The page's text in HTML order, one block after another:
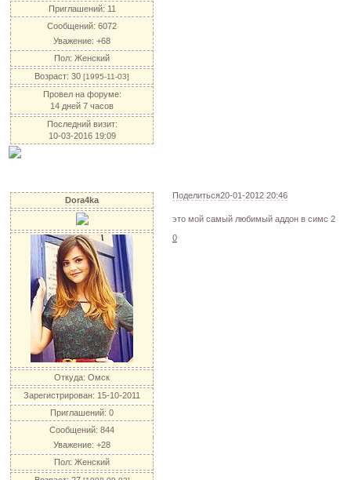
Приглашений: 11
Сообщений: 6072
Уважение: +68
Пол: Женский
Возраст: 30 [1995-11-03]
Провел на форуме:
14 дней 7 часов
Последний визит:
10-03-2016 19:09
Поделиться20-01-2012 20:46
Dora4ka
Откуда: Омск
Зарегистрирован: 15-10-2011
Приглашений: 0
Сообщений: 844
Уважение: +28
Пол: Женский
это мой самый любимый аддон в симс 2
0